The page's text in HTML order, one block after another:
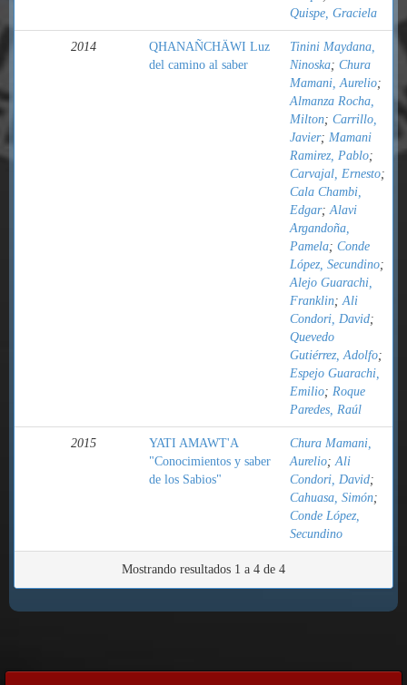
Quispe, Graciela
2014
QHANAÑCHÄWI Luz
del camino al saber
Tinini Maydana,
Ninoska; Chura
Mamani, Aurelio;
Almanza Rocha,
Milton; Carrillo,
Javier; Mamani
Ramirez, Pablo;
Carvajal, Ernesto;
Cala Chambi,
Edgar;Alavi
Argandoña,
Pamela; Conde
López, Secundino;
Alejo Guarachi,
Franklin;Ali
Condori, David;
Quevedo
Gutiérrez, Adolfo;
Espejo Guarachi,
Emilio; Roque
Paredes, Raúl
2015
YATI AMAWT'A
"Conocimientos y saber
de los Sabios"
Chura Mamani,
Aurelio;Ali
Condori, David;
Cahuasa, Simón;
Conde López,
Secundino
Mostrando resultados 1 a 4 de 4